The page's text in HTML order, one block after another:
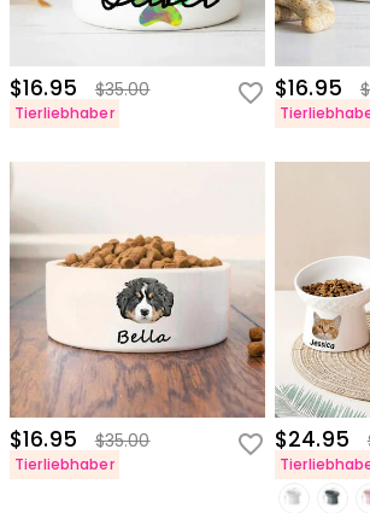
$16.95 $35.00
Tierliebhaber
$16.95
$16.95 $35.00
Tierliebhaber
$24.95